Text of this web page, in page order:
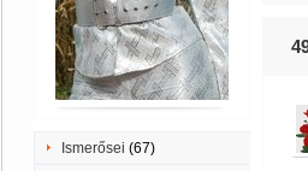
Ismerősei (67)